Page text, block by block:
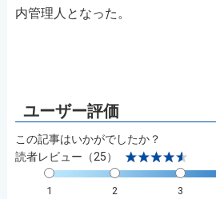
内管理人となった。
この記事はいかがでしたか？
読者レビュー（25）
1 2 3